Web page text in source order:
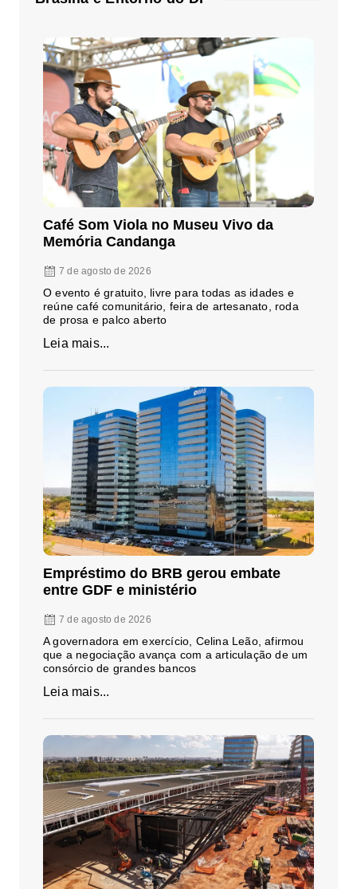
Café Som Viola no Museu Vivo da
Memória Candanga
7 de agosto de 2026
O evento é gratuito, livre para todas as idades e
reúne café comunitário, feira de artesanato, roda
de prosa e palco aberto
Leia mais...
Empréstimo do BRB gerou embate
entre GDF e ministério
7 de agosto de 2026
A governadora em exercício, Celina Leão, afirmou
que a negociação avança com a articulação de um
consórcio de grandes bancos
Leia mais...